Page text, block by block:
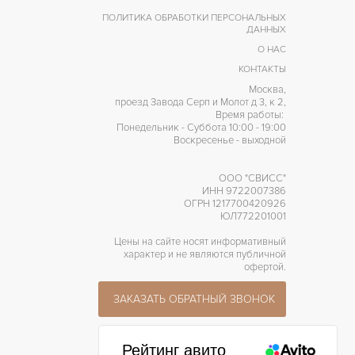
ПОЛИТИКА ОБРАБОТКИ ПЕРСОНАЛЬНЫХ
ДАННЫХ
О НАС
КОНТАКТЫ
Москва,
проезд Завода Серп и Молот д 3, к 2,
Время работы:
Понедельник - Суббота 10:00 - 19:00
Воскресенье - выходной
ООО "СВИСС"
ИНН 9722007386
ОГРН 1217700420926
ЮЛ772201001
Цены на сайте носят информативный
характер и не являются публичной
офертой.
ЗАКАЗАТЬ ОБРАТНЫЙ ЗВОНОК
Рейтинг авито